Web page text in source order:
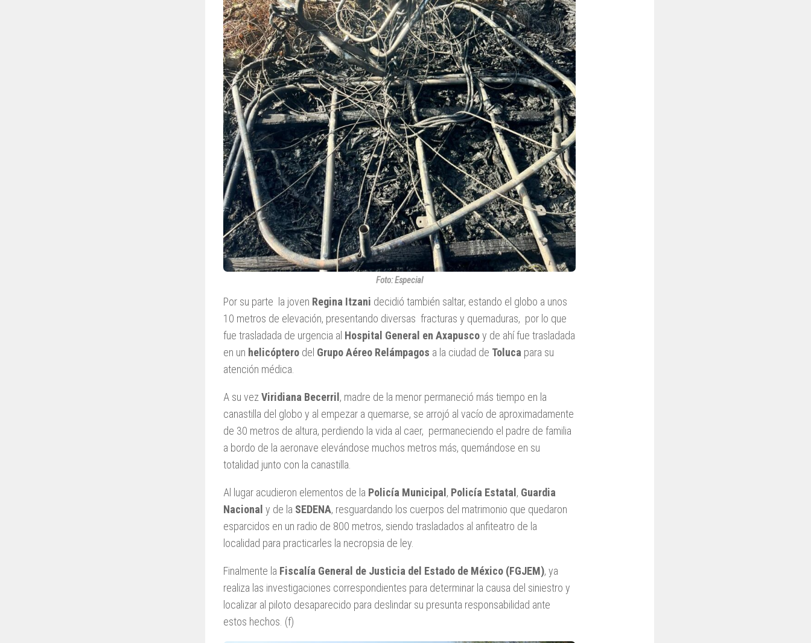
Foto: Especial
Por su parte la joven Regina Itzani decidió también saltar, estando el globo a unos
10 metros de elevación, presentando diversas fracturas y quemaduras, por lo que
fue trasladada de urgencia al Hospital General en Axapuscoy de ahí fue trasladada
en un helicóptero del Grupo Aéreo Relámpagos a la ciudad de Toluca para su
atención médica.
A su vez Viridiana Becerril , madre de la menor permaneció más tiempo en la
canastilla del globo y al empezar a quemarse, se arrojó al vacío de aproximadamente
de 30 metros de altura, perdiendo la vida al caer, permaneciendo el padre de familia
a bordo de la aeronave elevándose muchos metros más, quemándose en su
totalidad junto con la canastilla.
Al lugar acudieron elementos de la Policía Municipal , Policía Estatal , Guardia
Nacional y de la SEDENA, resguardando los cuerpos del matrimonio que quedaron
esparcidos en un radio de 800 metros, siendo trasladados al anfiteatro de la
localidad para practicarles la necropsia de ley.
Finalmente la Fiscalía General de Justicia del Estado de México (FGJEM), ya
realiza las investigaciones correspondientes para determinar la causa del siniestro y
localizar al piloto desaparecido para deslindar su presunta responsabilidad ante
estos hechos. (f)